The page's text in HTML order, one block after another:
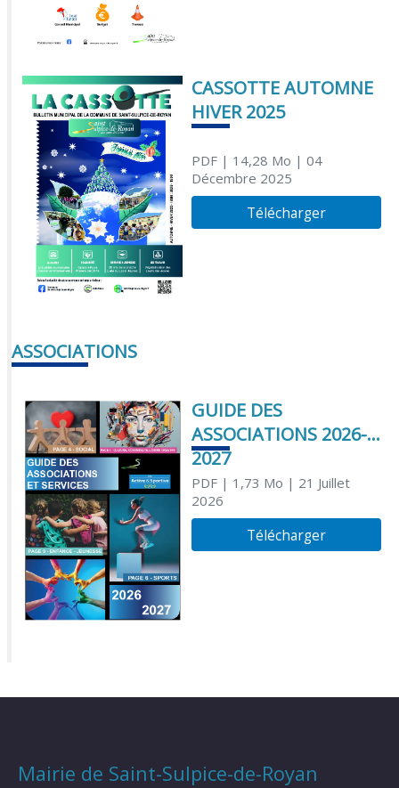
CASSOTTE AUTOMNE
HIVER 2025
PDF| 14,28 Mo | 04
Décembre 2025
Télécharger
ASSOCIATIONS
GUIDE DES
ASSOCIATIONS 2026-
2027
PDF| 1,73 Mo | 21 Juillet
2026
Télécharger
Mairie de Saint-Sulpice-de-Royan